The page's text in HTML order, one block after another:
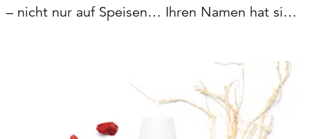
– nicht nur auf Speisen… Ihren Namen hat sie